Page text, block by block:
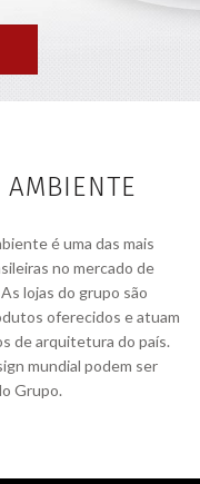
é uma das mais
no mercado de
lojas do grupo são
oferecidos e atuam
de arquitetura do país.
mundial podem ser
Grupo.